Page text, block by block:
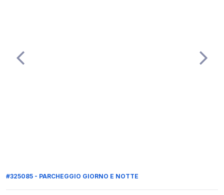
#325085 - PARCHEGGIO GIORNO E NOTTE